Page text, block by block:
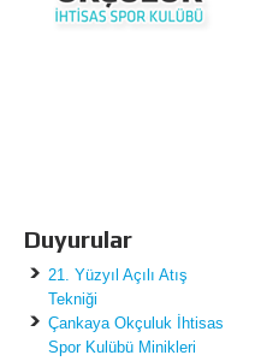
Duyurular
21. Yüzyıl Açılı Atış
Tekniği
Çankaya Okçuluk İhtisas
Spor Kulübü Minikleri